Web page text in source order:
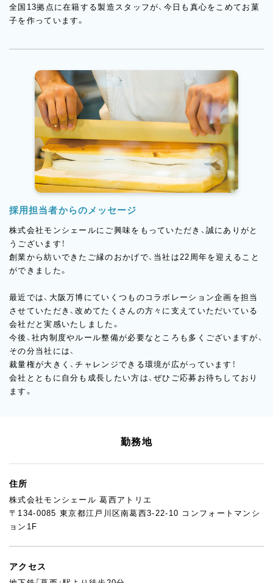
全国13拠点に在籍する製造スタッフが、今日も真心をこめてお菓
子を作っています。
採用担当者からのメッセージ
株式会社モンシェールにご興味をもっていただき、誠にありがと
うございます！
創業から紡いできたご縁のおかげで、当社は22周年を迎えること
ができました。
最近では、大阪万博にていくつものコラボレーション企画を担当
させていただき、改めてたくさんの方々に支えていただいている
会社だと実感いたしました。
今後、社内制度やルール整備が必要なところも多くございますが、
その分当社には、
裁量権が大きく、チャレンジできる環境が広がっています！
会社とともに自分も成長したい方は、ぜひご応募お待ちしており
ます。
勤務地
住所
株式会社モンシェール 葛西アトリエ
〒134-0085 東京都江戸川区南葛西3-22-10 コンフォートマンシ
ョン1F
アクセス